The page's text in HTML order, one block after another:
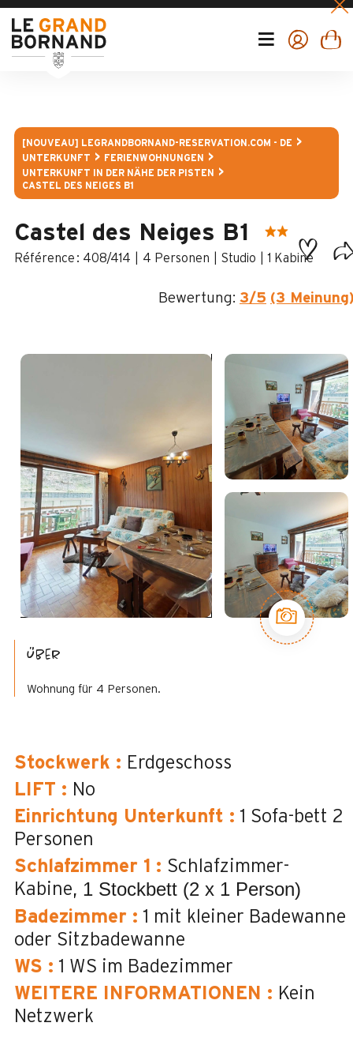
[NOUVEAU] LEGRANDBORNAND-RESERVATION.COM - DE
UNTERKUNFT
FERIENWOHNUNGEN
UNTERKUNFT IN DER NÄHE DER PISTEN
CASTEL DES NEIGES B1
Castel des Neiges B1
: 408/414 4 Personen Studio 1 Kabine
Bewertung: 3/5 (3
Über
Wohnung für 4 Personen.
Stockwerk : Erdgeschoss
LIFT : No
Einrichtung Unterkunft : 1 Sofa-bett 2
Personen
Schlafzimmer 1 : Schlafzimmer-
Kabine
1 Stockbett (2 x 1 Person)
Badezimmer : 1 mit kleiner Badewanne
oder Sitzbadewanne
WS : 1 WS im Badezimmer
WEITERE INFORMATIONEN : Kein
Netzwerk